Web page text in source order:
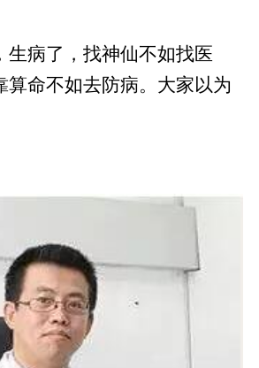
生病了，找神仙不如找医
算命不如去防病。大家以为